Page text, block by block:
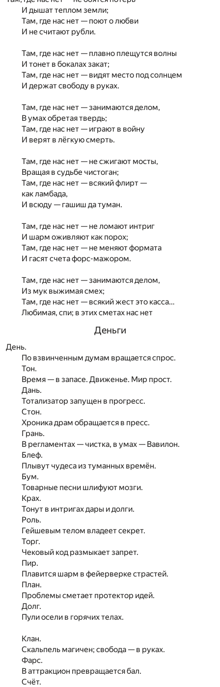
И дышат теплом земли;
Там, где нас нет — поют о любви
И не считают рубли.
Там, где нас нет — плавно плещутся волны
И тонет в бокалах закат;
Там, где нас нет — видят место под солнцем
И держат свободу в руках.
Там, где нас нет — занимаются делом,
В умах обретая твердь;
Там, где нас нет — играют в войну
И верят в лёгкую смерть.
Там, где нас нет — не сжигают мосты,
Вращая в судьбе чистоган;
Там, где нас нет — всякий флирт —
как ламбада,
И всюду — гашиш да туман.
Там, где нас нет — не ломают интриг
И шарм оживляют как порох;
Там, где нас нет — не меняют формата
И гасят счета форс-мажором.
Там, где нас нет — занимаются делом,
Из мук выжимая смех;
Там, где нас нет — всякий жест это касса…
Любимая, спи; в этих сметах нас нет
Деньги
День.
По взвинченным думам вращается спрос.
Тон.
Время — в запасе. Движенье. Мир прост.
Дань.
Тотализатор запущен в прогресс.
Стон.
Хроника драм обращается в пресс.
Грань.
В регламентах — чистка, в умах — Вавилон.
Блеф.
Плывут чудеса из туманных времён.
Бум.
Товарные песни шлифуют мозги.
Крах.
Тонут в интригах дары и долги.
Роль.
Гейшевым телом владеет секрет.
Торг.
Чековый код размыкает запрет.
Пир.
Плавится шарм в фейерверке страстей.
План.
Проблемы сметает протектор идей.
Долг.
Пули осели в горячих телах.
Клан.
Скальпель магичен; свобода — в руках.
Фарс.
В аттракцион превращается бал.
Счёт.